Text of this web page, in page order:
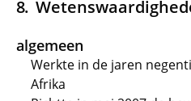
algemeen
Werkte in de jaren
Afrika